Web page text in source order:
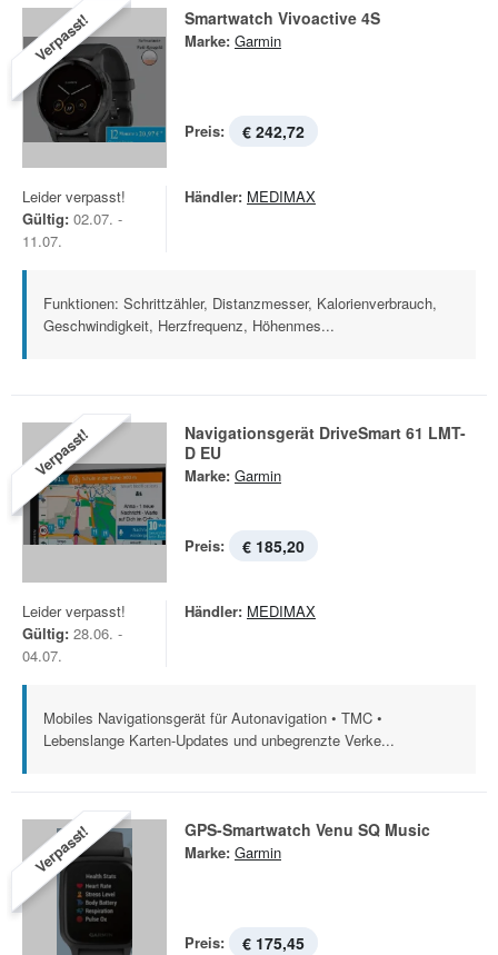
Verpasst! Smartwatch Vivoactive 4S
Marke: Garmin
Preis: € 242,72
Leider verpasst!
Gültig: 02.07. -
11.07.
Händler: MEDIMAX
Funktionen: Schrittzähler, Distanzmesser, Kalorienverbrauch,
Geschwindigkeit, Herzfrequenz, Höhenmes...
Verpasst!
Navigationsgerät DriveSmart 61 LMT-
D EU
Marke: Garmin
Preis: € 185,20
Leider verpasst!
Gültig: 28.06. -
04.07.
Händler: MEDIMAX
Mobiles Navigationsgerät für Autonavigation • TMC •
Lebenslange Karten-Updates und unbegrenzte Verke...
Verpasst! GPS-Smartwatch Venu SQ Music
Marke: Garmin
Preis: € 175,45